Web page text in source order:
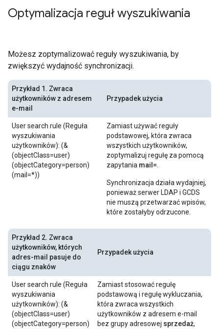
Optymalizacja reguł wyszukiwania
Możesz zoptymalizować reguły wyszukiwania, by
zwiększyć wydajność synchronizacji.
Przykład 1. Zwraca
użytkowników z adresem
e-mail
Przypadek użycia
User search rule (Reguła
wyszukiwania
użytkowników): (&
(objectClass=user)
(objectCategory=person)
(mail=*))
Zamiast używać reguły
podstawowej, która zwraca
wszystkich użytkowników,
zoptymalizuj regułę za pomocą
zapytania mail=
Synchronizacja działa wydajniej,
ponieważ serwer LDAP i GCDS
nie muszą przetwarzać wpisów,
które zostałyby odrzucone.
Przykład 2. Zwraca
użytkowników, których
adres-mail pasuje do
ciągu znaków
Przypadek użycia
User search rule (Reguła
wyszukiwania
użytkowników): (&
(objectClass=user)
(objectCategory=person)
Zamiast stosować regułę
podstawową i regułę wykluczania,
która zwraca wszystkich
użytkowników z adresem e-mail
bez grupy adresowej sprzedaż,